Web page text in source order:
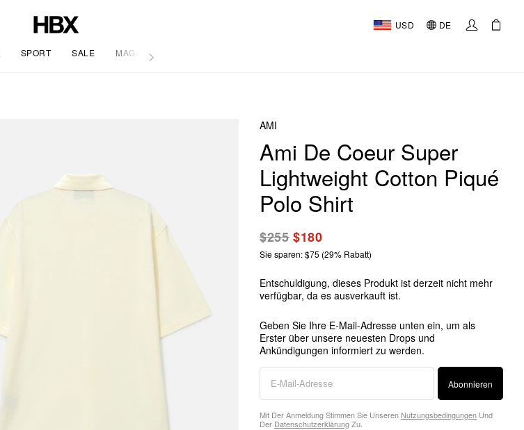
USD DE
SPORT SALE MAGAZIN
AMI
Ami De Coeur Super
Lightweight Cotton Piqué
Polo Shirt
$255$180
Sie sparen: $75 (29% Rabatt)
Entschuldigung, dieses Produkt ist derzeit nicht mehr
verfügbar, da es ausverkauft ist.
Geben Sie Ihre E-Mail-Adresse unten ein, um als
Erster über unsere neuesten Drops und
Ankündigungen informiert zu werden.
Abonnieren
Mit Der Anmeldung Stimmen Sie Unseren Nutzungsbedingungen Und
Der DatenschutzerklärungZu.